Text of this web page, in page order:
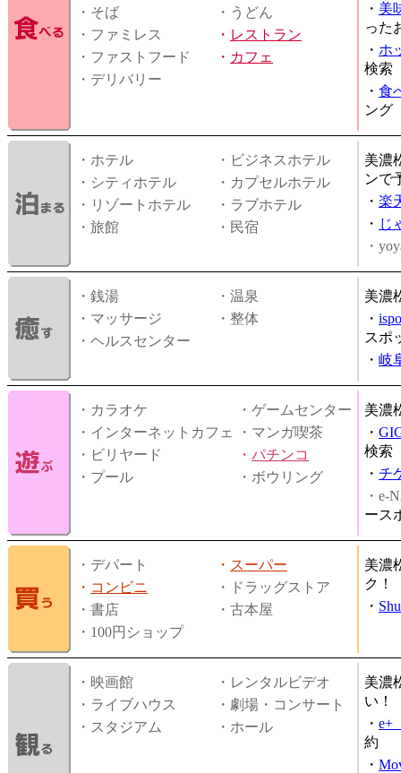
・そば
・うどん
・ファミレス
・ レストラン
・ファストフード
・ カフェ
・デリバリー
・ 美
った
・ ホ
検索
・ 食
ング
・ホテル
・ビジネスホテル
・シティホテル
・カプセルホテル
・リゾートホテル
・ラブホテル
・旅館
・民宿
美濃
ンで
・ 楽
・ じ
・
・銭湯
・温泉
・マッサージ
・整体
・ヘルスセンター
美濃
・
スポ
・ 岐
・カラオケ
・ゲームセンター
・インターネットカフェ
・マンガ喫茶
・ビリヤード
・ パチンコ
・プール
・ボウリング
美濃
・
検索
・ チ
・e-
ース
・デパート ・ スーパー
・ コンビニ
・ドラッグストア
・書店
・古本屋
・100円ショップ
美濃
ク！
・
・映画館
・レンタルビデオ
・ライブハウス
・劇場・コンサート
・スタジアム
・ホール
美濃
い！
・ e+
約
・